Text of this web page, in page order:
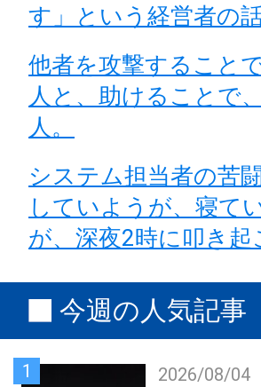
す」という経営者の話
他者を攻撃すること
人と、助けることで
人。
システム担当者の苦
していようが、寝て
が、深夜2時に叩き
今週の人気記事
1 2026/08/04